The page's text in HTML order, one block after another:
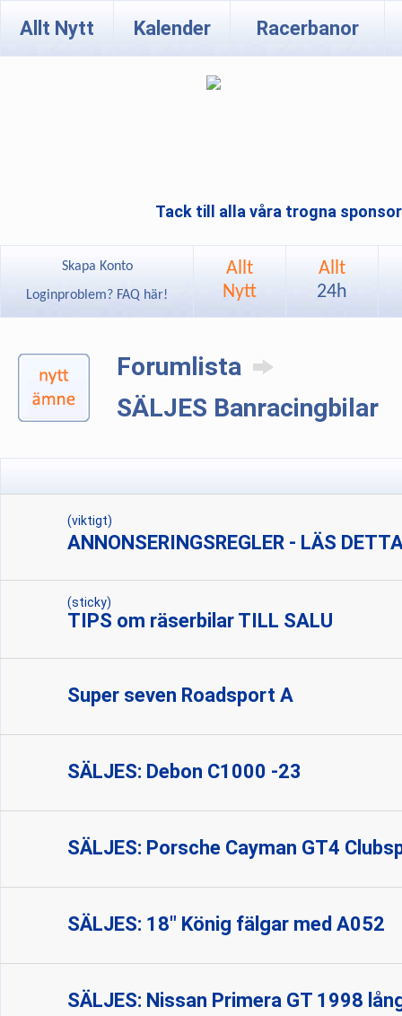
Allt Nytt Kalender Racerbanor
Tack till alla våra trogna
Skapa Konto
Loginproblem? FAQ här!
Allt
Nytt
Allt
24h
Forumlista
SÄLJES Banracingbilar
(viktigt)
ANNONSERINGSREGLER - LÄS
(sticky)
TIPS om räserbilar TILL SALU
Super seven Roadsport A
SÄLJES: Debon C1000 -23
SÄLJES: Porsche Cayman GT4
SÄLJES: 18" König fälgar med A052
SÄLJES: Nissan Primera GT 1998